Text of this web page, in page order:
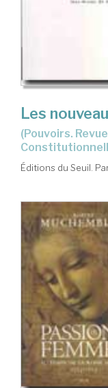
Les
(Pouvoirs. Revue Française d'Études
Éditions du Seuil.